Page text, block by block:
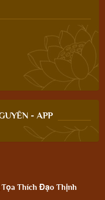
- APP
Thích Đạo Thịnh